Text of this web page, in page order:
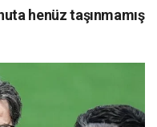
henüz taşınmamış